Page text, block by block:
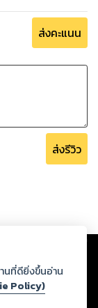
ส่งคะแนน
ส่งรีวิว
ละเมิดสิทธิใน
ธรรม ดังนั้น ผู้อ่าน
ะหากท่านพบว่าส่วน
ท เพื่อทีมงานจะได้
นที่ดียิ่งขึ้นอ่าน
Policy)